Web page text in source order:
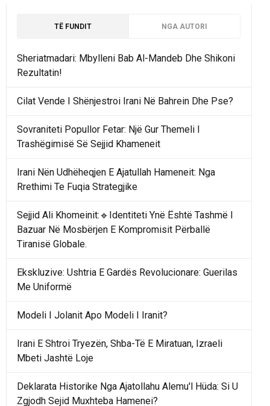
TË FUNDIT NGA AUTORI
Sheriatmadari: Mbylleni Bab Al-Mandeb Dhe Shikoni
Rezultatin!
Cilat Vende I Shënjestroi Irani Në Bahrein Dhe Pse?
Sovraniteti Popullor Fetar: Një Gur Themeli I
Trashëgimisë Së Sejjid Khameneit
Irani Nën Udhëheqjen E Ajatullah Hameneit: Nga
Rrethimi Te Fuqia Strategjike
Sejjid Ali Khomeinit:🔹Identiteti Ynë Është Tashmë I
Bazuar Në Mosbërjen E Kompromisit Përballë
Tiranisë Globale.
Ekskluzive: Ushtria E Gardës Revolucionare: Guerilas
Me Uniformë
Modeli I Jolanit Apo Modeli I Iranit?
Irani E Shtroi Tryezën, Shba-Të E Miratuan, Izraeli
Mbeti Jashtë Loje
Deklarata Historike Nga Ajatollahu Alemu'l Hüda: Si U
Zgjodh Sejid Muxhteba Hamenei?